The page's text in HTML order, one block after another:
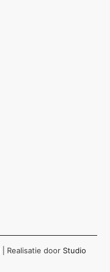
| Realisatie door Studio